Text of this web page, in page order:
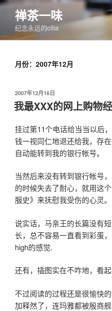
跳
容
禅茶一味
纪念永远的cilia
月份：2007年12月
发
布
于
2007年12月16日
我最XXX的网上购物
挂过第11个电话给当当以后
钱一视同仁地退还给我，存
自动能转到我的银行帐号。
当然后来没有转到银行帐号
的时候失去了耐心，就用这
服史》来抚慰我受伤的心灵。
说实话，马亲王的长篇没有
长，总不容易一直看到彩蛋
high的感觉.
还有，插图实在不咋地，看
不过阅读的过程还是很愉快
加释然了，连玛雅都被殷商